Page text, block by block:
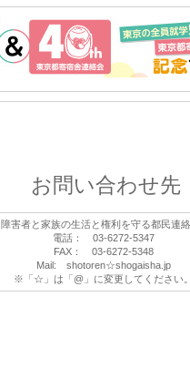
お問い合わせ先
障害者と家族の生活と権利を守る都民連
電話： 03-6272-5347
FAX： 03-6272-5348
Mail: shotoren☆shogaisha.jp
※「☆」は「@」に変更してください